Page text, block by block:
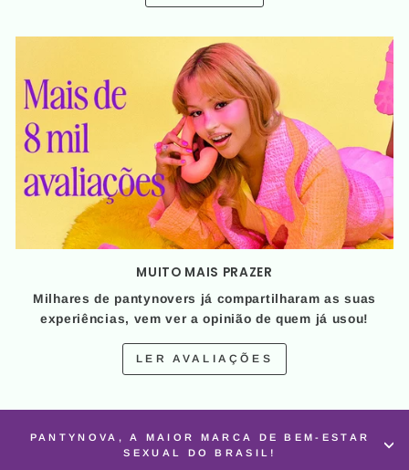
MUITO MAIS PRAZER
Milhares de pantynovers já compartilharam as suas
experiências, vem ver a opinião de quem já usou!
LER AVALIAÇÕES
PANTYNOVA, A MAIOR MARCA DE BEM-ESTAR
SEXUAL DO BRASIL!